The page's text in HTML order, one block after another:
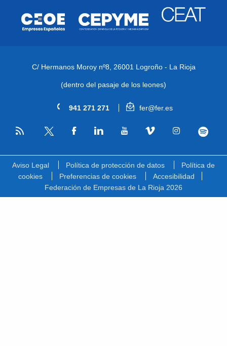
C/ Hermanos Moroy nº8, 26001 Logroño - La Rioja
(dentro del pasaje de los leones)
941 271 271 fer@fer.es
RSS
Aviso Legal Política de protección de datos
Política de
cookies
Preferencias de cookies
Accesibilidad
Federación de Empresas de La Rioja 2026